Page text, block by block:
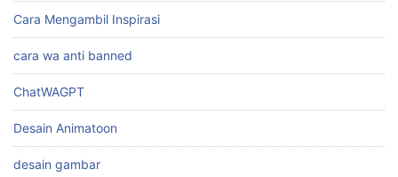
Cara Mengambil Inspirasi
cara wa anti banned
ChatWAGPT
Desain Animatoon
desain gambar